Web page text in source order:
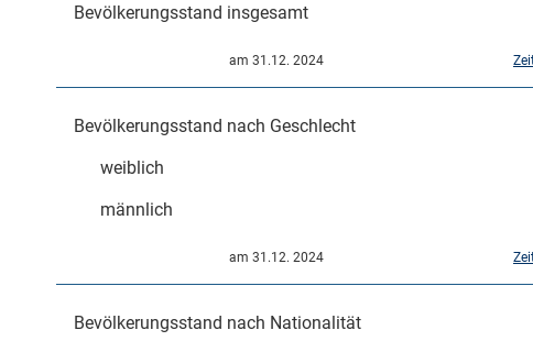
(Mikrozensus)
Bevölkerungsstand insgesamt
am 31.12. 2024
Bevölkerungsstand nach Geschlecht
weiblich
männlich
am 31.12. 2024
Bevölkerungsstand nach Nationalität